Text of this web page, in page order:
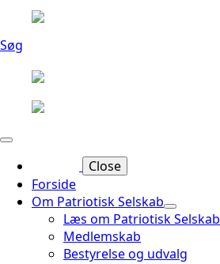
Søg
Close
Forside
Om Patriotisk Selskab
Læs om Patriotisk Selskab
Medlemskab
Bestyrelse og udvalg